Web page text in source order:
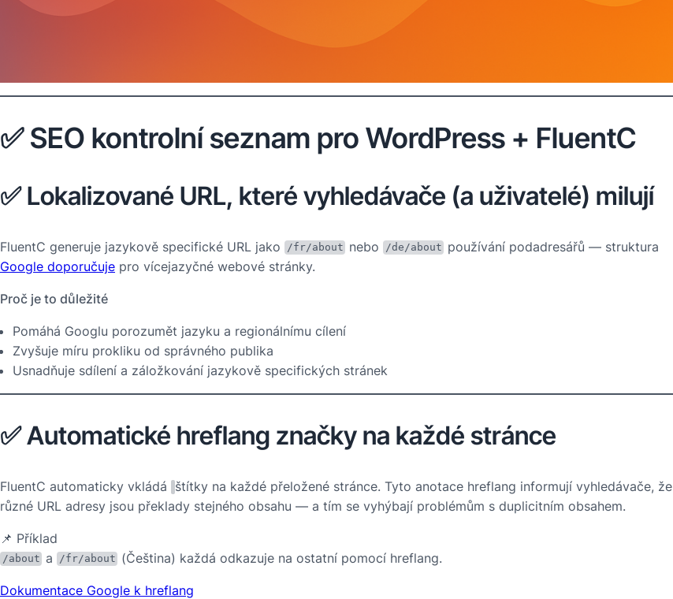
✅ SEO kontrolní seznam pro WordPress + FluentC
✅ Lokalizované URL, které vyhledávače (a uživatelé) milují
FluentC generuje jazykově specifické URL jako /fr/about nebo /de/about používání podadresářů — struktura
Google doporučuje pro vícejazyčné webové stránky.
Proč je to důležité
Pomáhá Googlu porozumět jazyku a regionálnímu cílení
Zvyšuje míru prokliku od správného publika
Usnadňuje sdílení a záložkování jazykově specifických stránek
✅ Automatické hreflang značky na každé stránce
FluentC automaticky vkládá štítky na každé přeložené stránce. Tyto anotace hreflang informují vyhledávače, že
různé URL adresy jsou překlady stejného obsahu — a tím se vyhýbají problémům s duplicitním obsahem.
📌 Příklad
/about a /fr/about (Čeština) každá odkazuje na ostatní pomocí hreflang.
Dokumentace Google k hreflang